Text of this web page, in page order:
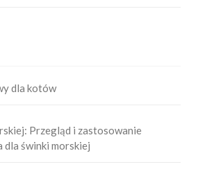
dla kotów
Przegląd i zastosowanie
dla świnki morskiej